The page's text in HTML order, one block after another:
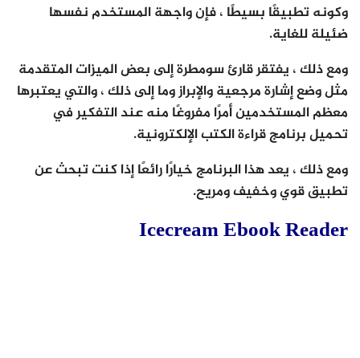
وكونه تطبيقًا بسيطًا ، فإن واجهة المستخدم نفسها
ضئيلة للغاية.
ومع ذلك ، يفتقر قارئ سومطرة إلى بعض الميزات المتقدمة
مثل وضع إشارة مرجعية والإبراز وما إلى ذلك ، والتي يعتبرها
معظم المستخدمين أمرًا مفروغًا منه عند التفكير في
تحميل برنامج قراءة الكتب الإلكترونية.
ومع ذلك ، يعد هذا البرنامج خيارًا رائعًا إذا كنت تبحث عن
تطبيق قوي وخفيف ومريح.
Icecream Ebook Reader